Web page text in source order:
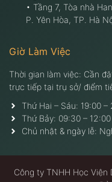
• Tầng 7, Tòa nhà
P. Yên Hòa, TP. Hà
Giờ Làm Việc
Thời gian làm việc: Cần
trực tiếp tại trụ sở/ điểm
Thứ Hai – Sáu: 19:00 –
Thứ Bảy: 09:30 – 12:00
Chủ nhật & ngày lễ:
Công ty TNHH Học Viện